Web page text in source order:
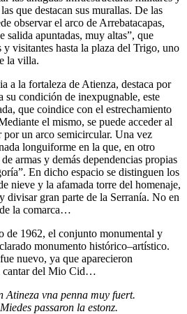
que destacan sus murallas. De las
observar el arco de Arrebatacapas,
salida apuntadas, muy altas”, que
y visitantes hasta la plaza del Trigo, uno
la villa.
a la fortaleza de Atienza, destaca por
su condición de inexpugnable, este
que coindice con el estrechamiento
el mismo, se puede acceder al
por un arco semicircular. Una vez
longuiforme en la que, en otro
armas y demás dependencias propias
En dicho espacio se distinguen los
nieve y la afamada torre del homenaje,
divisar gran parte de la Serranía. No en
la comarca…
de 1962, el conjunto monumental y
monumento histórico–artístico.
nuevo, ya que aparecieron
cantar del Mio Cid…
Atineza vna penna muy fuert.
passaron la estonz.